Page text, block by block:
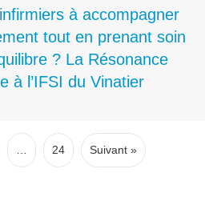
à accompagner
tout en prenant soin
? La Résonance
à l’IFSI du Vinatier
24 Suivant »